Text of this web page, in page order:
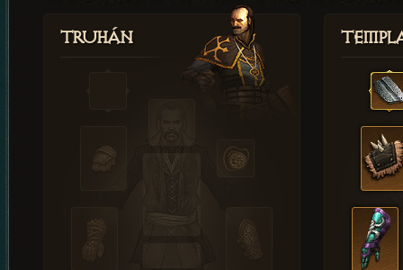
Truhán